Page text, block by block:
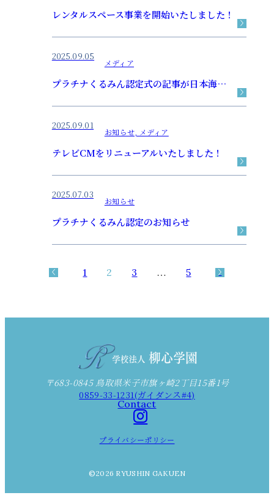
レンタルスペース事業を開始いたしました！
2025.09.05
メディア
プラチナくるみん認定式の記事が日本海新聞に掲載されました。
2025.09.01
お知らせ, メディア
テレビCMをリニューアルいたしました！
2025.07.03
お知らせ
プラチナくるみん認定のお知らせ
1 2 3 … 5
〒683-0845 鳥取県米子市旗ヶ崎2丁目15番1号
0859-33-1231(ガイダンス#4)
Contact
プライバシーポリシー
©2026 RYUSHIN GAKUEN